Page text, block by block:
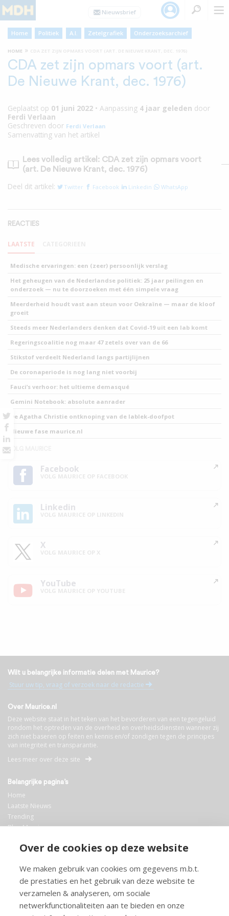
Over de cookies op deze website
We maken gebruik van cookies om gegevens m.b.t.
de prestaties en het gebruik van deze website te
verzamelen & analyseren, om sociale
netwerkfunctionaliteiten aan te bieden en onze
Home Politiek A.I. Zetelgrafiek Onderzoeksarchief
HOME »
CDA zet zijn opmars voort (art.
De Nieuwe Krant, dec. 1976)
Geplaatst op 01 juni 2022 • Aanpassing 4 jaar geleden door
Ferdi Verlaan
Geschreven door Ferdi Verlaan
Samenvatting van het artikel
Lees volledig artikel: CDA zet zijn opmars voort
(art. De Nieuwe Krant, dec. 1976)
Deel dit artikel: Twitter Facebook Linkedin WhatsApp
REACTIES
LAATSTE
Medische ervaringen: een (zeer) persoonlijk verslag
Het geheugen van de Nederlandse politiek: 25 jaar peilingen en
onderzoek — nu te doorzoeken met één simpele vraag
Meerderheid houdt vast aan steun voor Oekraïne — maar de kloof
groeit
Steeds meer Nederlanders denken dat Covid-19 uit een lab komt
Regeringscoalitie nog maar 47 zetels over van de 66
Stikstof verdeelt Nederland langs partijlijnen
De coronaperiode is nog lang niet voorbij
Fauci’s verhoor: het ultieme demasqué
Gemini Notebook: absolute aanrader
De Agatha Christie ontknoping van de lablek-doofpot
Nieuwe fase maurice.nl
VOLG MAURICE
Facebook
Linkedin
X
YouTube
Wilt u belangrijke informatie delen met Maurice?
Stuur uw tip, vraag of verzoek naar de redactie
Over Maurice.nl
Deze website staat in het teken van het bevorderen van een tegengeluid
rondom het optreden van de overheid en overheidsdiensten wanneer zij
zich niet baseren op feiten en kennis en/of zondigen tegen de principes
van integriteit en transparantie.
Lees meer over deze site
Belangrijke pagina’s
Home
Laatste Nieuws
Trending
Blog Maurice
Bibliotheek
Info en service
FAQ
Doneren
Privacy